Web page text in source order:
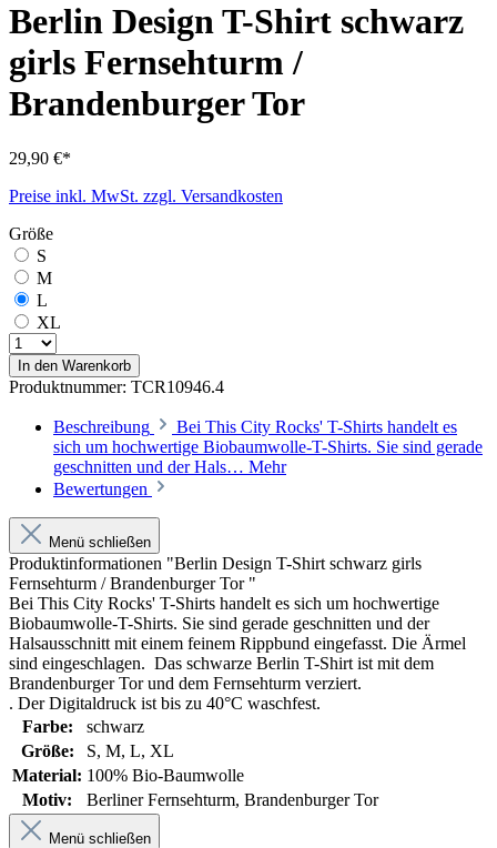
Berlin Design T-Shirt schwarz
girls Fernsehturm /
Brandenburger Tor
29,90 €*
Preise inkl. MwSt. zzgl. Versandkosten
Größe
S
M
L
XL
In den Warenkorb
Produktnummer: TCR10946.4
Beschreibung
Bei This City Rocks' T-Shirts handelt es
sich um hochwertige Biobaumwolle-T-Shirts. Sie sind gerade
geschnitten und der Hals… Mehr
Bewertungen
Menü schließen
Produktinformationen "Berlin Design T-Shirt schwarz girls
Fernsehturm / Brandenburger Tor "
Bei This City Rocks' T-Shirts handelt es sich um hochwertige
Biobaumwolle-T-Shirts. Sie sind gerade geschnitten und der
Halsausschnitt mit einem feinem Rippbund eingefasst. Die Ärmel
sind eingeschlagen. Das schwarze Berlin T-Shirt ist mit dem
Brandenburger Tor und dem Fernsehturm verziert.
. Der Digitaldruck ist bis zu 40°C waschfest.
Farbe:
schwarz
Größe:
S, M, L, XL
Material: 100% Bio-Baumwolle
Motiv:
Berliner Fernsehturm, Brandenburger Tor
Menü schließen